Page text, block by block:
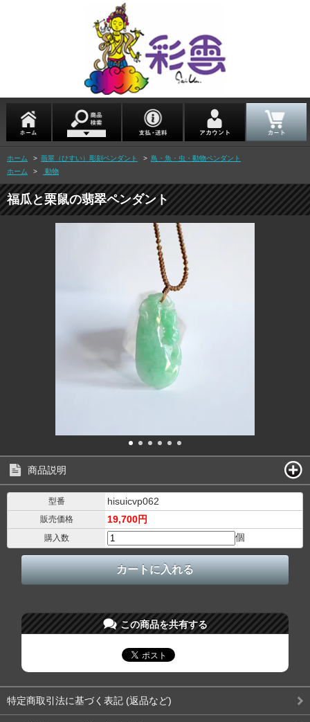
ホーム > 翡翠（ひすい）彫刻ペンダント > 鳥・魚・虫・動物ペンダント
ホーム
> 動物
福瓜と栗鼠の翡翠ペンダント
商品説明
型番 hisuicvp062
販売価格 19,700円
購入数 個
この商品を共有する
特定商取引法に基づく表記 (返品など)